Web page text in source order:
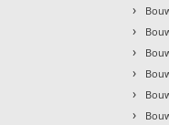
›
›
›
›
›
›